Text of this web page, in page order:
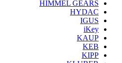
HIMMEL GEARS
HYDAC
IGUS
iKey
KAUP
KEB
KIPP